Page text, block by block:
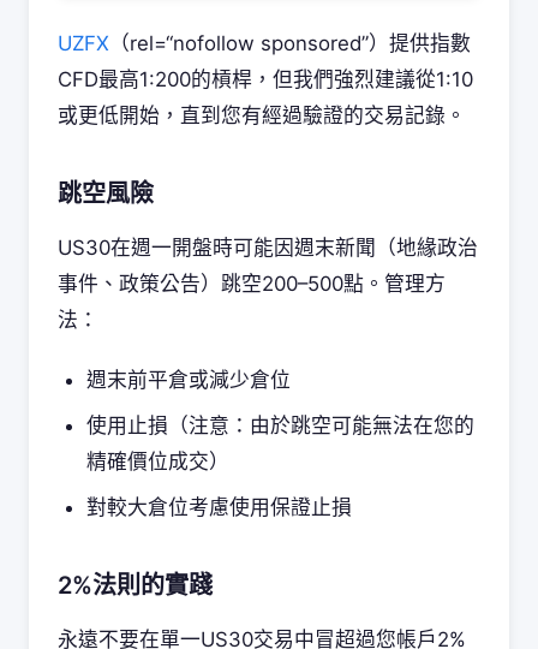
UZFX （rel=“nofollow sponsored”）提供指數
CFD最高1:200的槓桿，但我們強烈建議從1:10
或更低開始，直到您有經過驗證的交易記錄。
跳空風險
US30在週一開盤時可能因週末新聞（地緣政治
事件、政策公告）跳空200–500點。管理方
法：
週末前平倉或減少倉位
使用止損（注意：由於跳空可能無法在您的
精確價位成交）
對較大倉位考慮使用保證止損
2%法則的實踐
永遠不要在單一US30交易中冒超過您帳戶2%